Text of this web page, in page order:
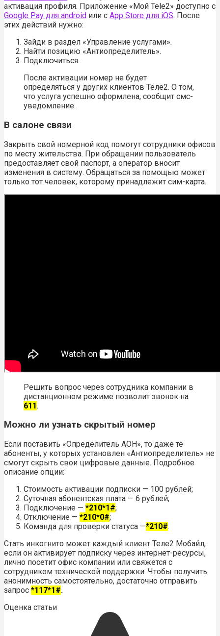
активация профиля. Приложение «Мой Tele2» доступно с
Google Pay для android или с App Store для iOS. После
этих действий нужно:
Зайди в раздел «Управление услугами».
Найти позицию «Антиопределитель».
Подключиться.
После активации номер не будет
определяться у других клиентов Теле2. О том,
что услуга успешно оформлена, сообщит смс-
уведомление.
В салоне связи
Закрыть свой номерной код помогут сотрудники офисов
по месту жительства. При обращении пользователь
предоставляет свой паспорт, а оператор вносит
изменения в систему. Обращаться за помощью может
только тот человек, которому принадлежит сим-карта.
Решить вопрос через сотрудника компании в
дистанционном режиме позволит звонок на
611.
Можно ли узнать скрытый номер
Если поставить «Определитель АОН», то даже те
абоненты, у которых установлен «Антиопределитель» не
смогут скрыть свои цифровые данные. Подробное
описание опции:
Стоимость активации подписки — 100 рублей;
Суточная абонентская плата — 6 рублей;
Подключение — *210*1#;
Отключение — *210*0#;
Команда для проверки статуса —*210#.
Стать инкогнито может каждый клиент Теле2 Мобайл,
если он активирует подписку через интернет-ресурсы,
лично посетит офис компании или свяжется с
сотрудником технической поддержки. Чтобы получить
анонимность самостоятельно, достаточно отправить
запрос *117*1#.
Оценка статьи